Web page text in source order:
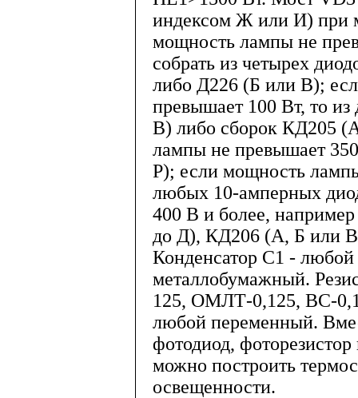
индексом Ж или И) при
мощность лампы не
собрать из четырех
либо Д226 (Б или В);
превышает 100 Вт, то
В) либо сборок КД205
лампы не превышает
Р); если мощность
любых 10-амперных
400 В и более,
до Д), КД206 (А, Б или
Конденсатор С1 -
металлобумажный.
125, ОМЛТ-0,125, ВС-
любой переменный.
фотодиод,
можно построить
освещенности.